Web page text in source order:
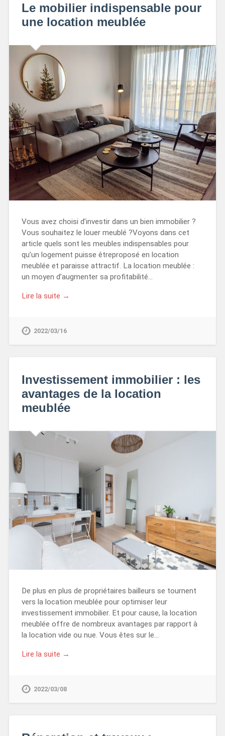
Le mobilier indispensable pour
une location meublée
Vous avez choisi d’investir dans un bien immobilier ?
Vous souhaitez le louer meublé ?Voyons dans cet
article quels sont les meubles indispensables pour
qu’un logement puisse êtreproposé en location
meublée et paraisse attractif. La location meublée :
un moyen d’augmenter sa profitabilité…
Lire la suite →
2022/03/16
Investissement immobilier : les
avantages de la location
meublée
De plus en plus de propriétaires bailleurs se tournent
vers la location meublée pour optimiser leur
investissement immobilier. Et pour cause, la location
meublée offre de nombreux avantages par rapport à
la location vide ou nue. Vous êtes sur le…
Lire la suite →
2022/03/08